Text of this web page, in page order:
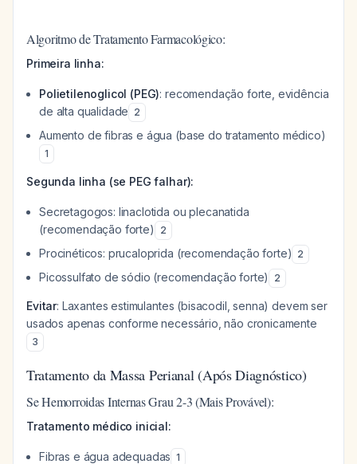
Algoritmo de Tratamento Farmacológico:
Primeira linha:
Polietilenoglicol (PEG): recomendação forte, evidência
de alta qualidade 2
Aumento de fibras e água (base do tratamento médico)
1
Segunda linha (se PEG falhar):
Secretagogos: linaclotida ou plecanatida
(recomendação forte)
2
Procinéticos: prucaloprida (recomendação forte) 2
Picossulfato de sódio (recomendação forte) 2
Evitar: Laxantes estimulantes (bisacodil, senna) devem ser
usados apenas conforme necessário, não cronicamente
3
Tratamento da Massa Perianal (Após Diagnóstico)
Se Hemorroidas Internas Grau 2-3 (Mais Provável):
Tratamento médico inicial:
Fibras e água adequadas 1